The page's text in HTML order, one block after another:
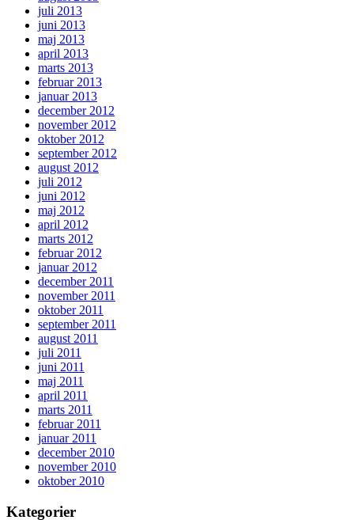
juli 2013
juni 2013
maj 2013
april 2013
marts 2013
februar 2013
januar 2013
december 2012
november 2012
oktober 2012
september 2012
august 2012
juli 2012
juni 2012
maj 2012
april 2012
marts 2012
februar 2012
januar 2012
december 2011
november 2011
oktober 2011
september 2011
august 2011
juli 2011
juni 2011
maj 2011
april 2011
marts 2011
februar 2011
januar 2011
december 2010
november 2010
oktober 2010
Kategorier